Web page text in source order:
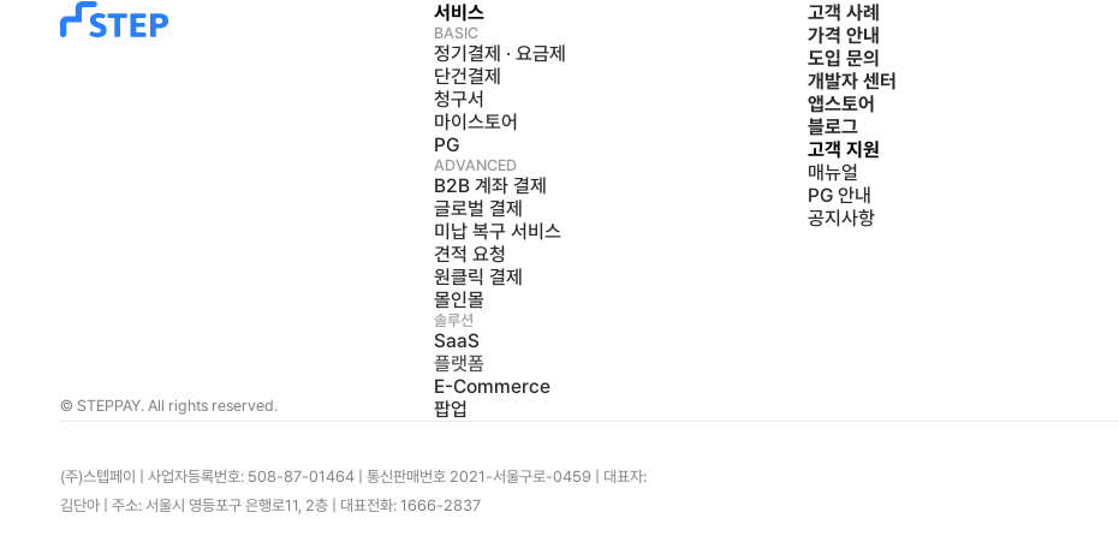
© STEPPAY. All rights reserved.
서비스
BASIC
정기결제 · 요금제
단건결제
청구서
마이스토어
PG
ADVANCED
B2B 계좌 결제
글로벌 결제
미납 복구 서비스
견적 요청
원클릭 결제
몰인몰
솔루션
SaaS
플랫폼
E-Commerce
팝업
고객 사례
가격 안내
도입 문의
개발자 센터
앱스토어
블로그
고객 지원
매뉴얼
PG 안내
공지사항
(주)스텝페이 | 사업자등록번호: 508-87-01464 | 통신판매번호 2021-서울구로-0459 | 대표자:
김단아 | 주소: 서울시 영등포구 은행로11, 2층 | 대표전화: 1666-2837